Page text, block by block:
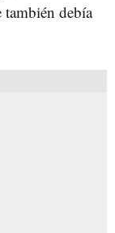
también debía